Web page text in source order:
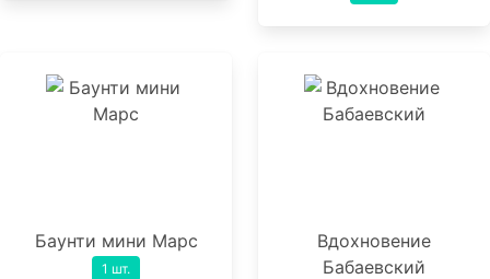
Баунти мини Марс
1 шт.
Вдохновение
Бабаевский